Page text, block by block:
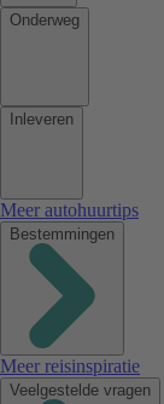
Onderweg
Inleveren
Meer autohuurtips
Bestemmingen
Meer reisinspiratie
Veelgestelde vragen